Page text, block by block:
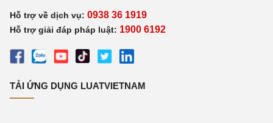
Hỗ trợ về dịch vụ: 0938 36 1919
Hỗ trợ giải đáp pháp luật: 1900 6192
TẢI ỨNG DỤNG LUATVIETNAM